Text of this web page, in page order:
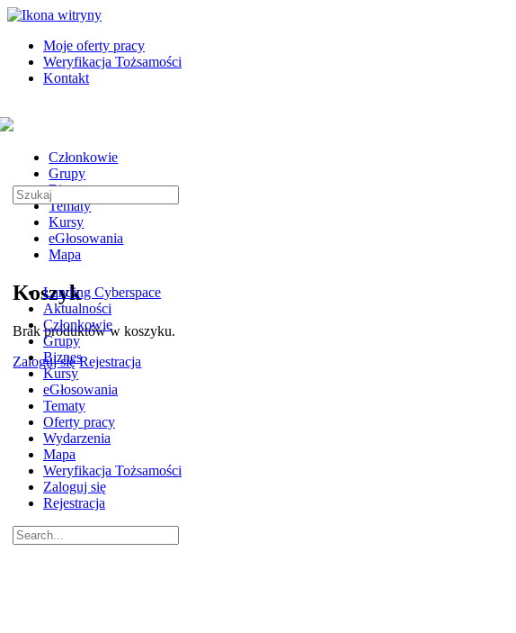
Toggle
Panel
Moje oferty pracy
Weryfikacja Tożsamości
Kontakt
Side
Członkowie
Grupy
Biznes
Tematy
Kursy
eGłosowania
Mapa
More
options
Koszyk
Brak produktów w koszyku.
Zaloguj się Rejestracja
Search
for:
Landing Cyberspace
Aktualności
Członkowie
Grupy
Biznes
Kursy
eGłosowania
Tematy
Oferty pracy
Wydarzenia
Mapa
Weryfikacja Tożsamości
Zaloguj się
Rejestracja
Search
for: